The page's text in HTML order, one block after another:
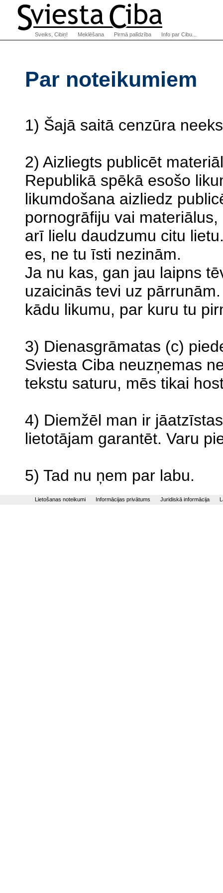
Par noteikumiem
1) Šajā saitā cenzūra
2) Aizliegts publicēt
Republikā spēkā esošo
likumdošana aizliedz
pornogrāfiju vai
arī lielu daudzumu citu
es, ne tu īsti nezinām.
Ja nu kas, gan jau laipns
uzaicinās tevi uz
kādu likumu, par kuru tu
3) Dienasgrāmatas (c)
Sviesta Ciba neuzņemas
tekstu saturu, mēs tikai
4) Diemžēl man ir
lietotājam garantēt. Varu
5) Tad nu ņem par labu.
Sveiks, Cibiņ! Meklēšana Pirmā palīdzība Info par Cibu...
Lietošanas noteikumi Informācijas privātums Juridiskā informācija